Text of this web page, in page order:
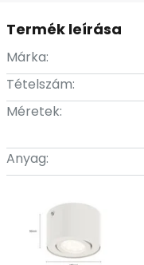
Termék leírása
Márka:
Tételszám:
Méretek:
Anyag: